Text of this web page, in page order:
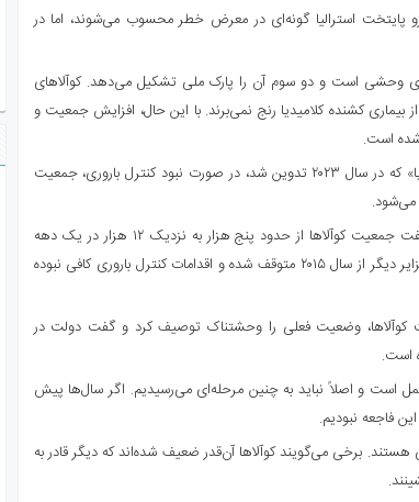
پایتخت استرالیا گونه‌ای در معرض خطر محسوب می‌شوند، اما در
وحشی است و دو سوم آن را پارک ملی تشکیل می‌دهد. کوآلاهای
بیماری کشنده کلامیدیا رنج نمی‌برند. با این حال، افزایش جمعیت و
شده است.
بر اساس «راهبرد مدیریت کوآلا در ویکتوریا» که در سال ۲۰۲۳ تدوین شد، در صورت نبود کنترل باروری، جمعیت
می‌شود.
اسکات کوتز، محیط‌بان بازنشسته جزیره، گفت جمعیت کوآلاها از حدود پنج هزار به نزدیک ۱۲ هزار در یک دهه
گذشته رسیده است، زیرا انتقال آن‌ها به جزایر دیگر از سال ۲۰۱۵ متوقف شده و اقدامات کنترل باروری کافی نبوده
کوآلاها، وضعیت فعلی را وحشتناک توصیف کرد و گفت دولت در
است.
است و اصلاً نباید به چنین مرحله‌ای می‌رسیدیم. اگر سال‌ها پیش
فاجعه نبودیم.
برخی می‌گویند کوآلاها آن‌قدر ضعیف شده‌اند که دیگر قادر به